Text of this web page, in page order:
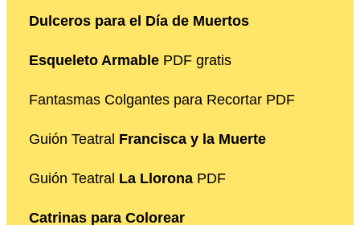
Dulceros para el Día de Muertos
Esqueleto Armable PDF gratis
Fantasmas Colgantes para Recortar PDF
Guión Teatral Francisca y la Muerte
Guión Teatral La Llorona PDF
Catrinas para Colorear